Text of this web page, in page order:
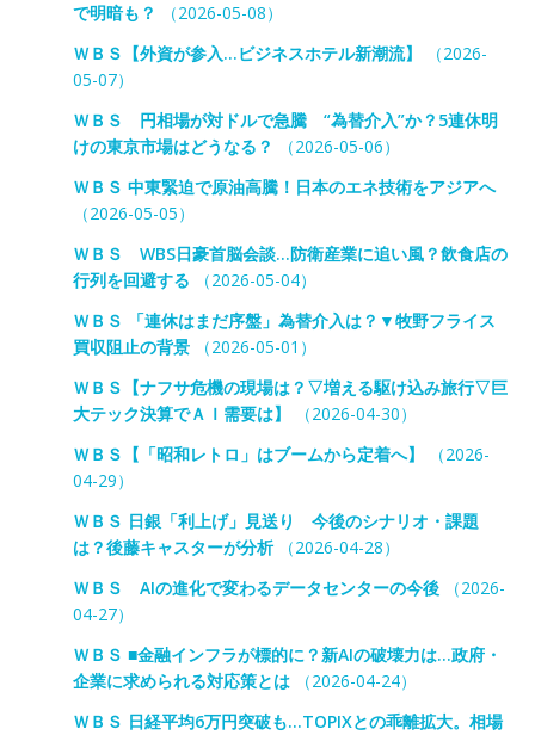
で明暗も？
（2026-05-08）
ＷＢＳ【外資が参入…ビジネスホテル新潮流】
（2026-
05-07）
ＷＢＳ 円相場が対ドルで急騰 “為替介入”か？5連休明
けの東京市場はどうなる？
（2026-05-06）
ＷＢＳ 中東緊迫で原油高騰！日本のエネ技術をアジアへ
（2026-05-05）
ＷＢＳ WBS日豪首脳会談…防衛産業に追い風？飲食店の
行列を回避する （2026-05-04）
ＷＢＳ 「連休はまだ序盤」為替介入は？▼牧野フライス
買収阻止の背景（2026-05-01）
ＷＢＳ【ナフサ危機の現場は？▽増える駆け込み旅行▽巨
大テック決算でＡＩ需要は】
（2026-04-30）
ＷＢＳ【「昭和レトロ」はブームから定着へ】
（2026-
04-29）
ＷＢＳ 日銀「利上げ」見送り 今後のシナリオ・課題
は？後藤キャスターが分析（2026-04-28）
ＷＢＳ AIの進化で変わるデータセンターの今後（2026-
04-27）
ＷＢＳ ■金融インフラが標的に？新AIの破壊力は…政府・
企業に求められる対応策とは（2026-04-24）
ＷＢＳ 日経平均6万円突破も…TOPIXとの乖離拡大。相場